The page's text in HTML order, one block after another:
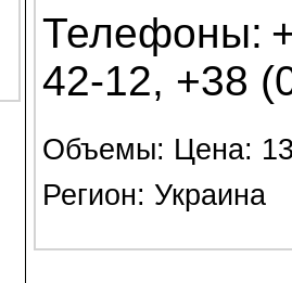
Телефоны:
42-12, +38
Объемы: Цена:
Регион: Украина